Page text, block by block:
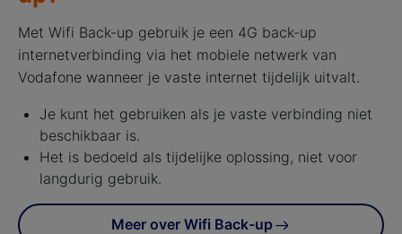
Met Wifi Back-up gebruik je een 4G back-up
internetverbinding via het mobiele netwerk van
Vodafone wanneer je vaste internet tijdelijk uitvalt.
Je kunt het gebruiken als je vaste verbinding niet
beschikbaar is.
Het is bedoeld als tijdelijke oplossing, niet voor
langdurig gebruik.
Meer over Wifi Back-up